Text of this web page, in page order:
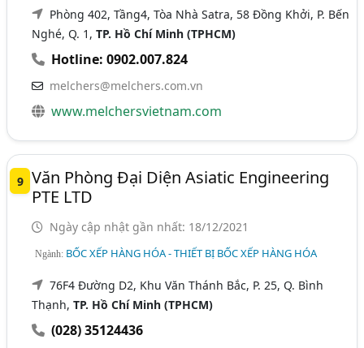
Phòng 402, Tầng4, Tòa Nhà Satra, 58 Đồng Khởi, P. Bến
Nghé, Q. 1,TP. Hồ Chí Minh (TPHCM)
Hotline: 0902.007.824
melchers@melchers.com.vn
www.melchersvietnam.com
9 Văn Phòng Đại Diện Asiatic Engineering
PTE LTD
Ngày cập nhật gần nhất: 18/12/2021
Ngành: BỐC XẾP HÀNG HÓA - THIẾT BỊ BỐC XẾP HÀNG HÓA
76F4 Đường D2, Khu Văn Thánh Bắc, P. 25, Q. Bình
Thạnh,TP. Hồ Chí Minh (TPHCM)
(028) 35124436